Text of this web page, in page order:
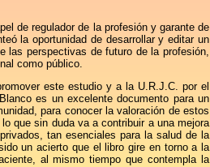
de regulador de la profesión y garante de
la oportunidad de desarrollar y editar un
las perspectivas de futuro de la profesión,
como público.
este estudio y a la U.R.J.C. por el
es un excelente documento para un
para conocer la valoración de estos
que sin duda va a contribuir a una mejora
tan esenciales para la salud de la
un acierto que el libro gire en torno a la
al mismo tiempo que contempla la